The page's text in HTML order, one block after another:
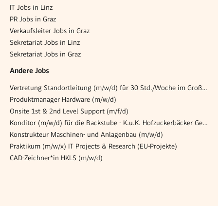
IT Jobs in Linz
PR Jobs in Graz
Verkaufsleiter Jobs in Graz
Sekretariat Jobs in Linz
Sekretariat Jobs in Graz
Andere Jobs
Vertretung Standortleitung (m/w/d) für 30 Std./Woche im Großraum Graz
Produktmanager Hardware (m/w/d)
Onsite 1st & 2nd Level Support (m/f/d)
Konditor (m/w/d) für die Backstube - K.u.K. Hofzuckerbäcker Gerstner im Palais Todesco
Konstrukteur Maschinen- und Anlagenbau (m/w/d)
Praktikum (m/w/x) IT Projects & Research (EU-Projekte)
CAD-Zeichner*in HKLS (m/w/d)